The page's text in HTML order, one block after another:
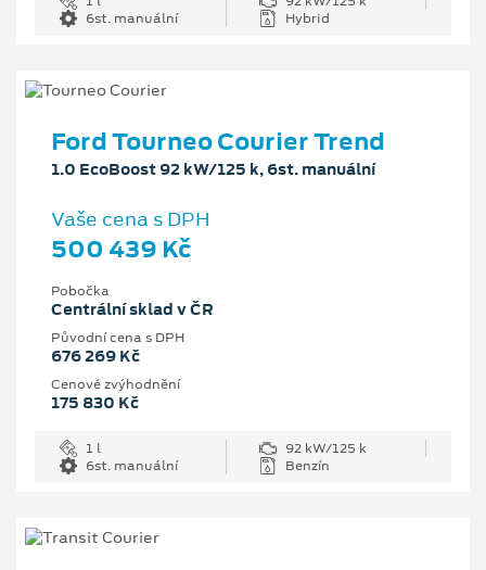
6st. manuální
Hybrid
Ford Tourneo Courier Trend
1.0 EcoBoost 92 kW/125 k, 6st. manuální
Vaše cena s DPH
500 439 Kč
Pobočka
Centrální sklad v ČR
Původní cena s DPH
676 269 Kč
Cenové zvýhodnění
175 830 Kč
1 l
92 kW/125 k
6st. manuální
Benzín